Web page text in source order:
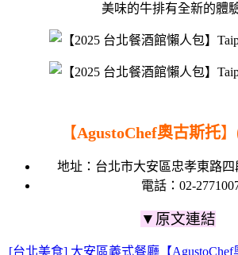
美味的牛排有全新的體
【AgustoChef奧古斯托】
地址： 台北市大安區忠孝東路四
電話： 02-
▼原文連結
[台北美食] 大安區義式餐廳【